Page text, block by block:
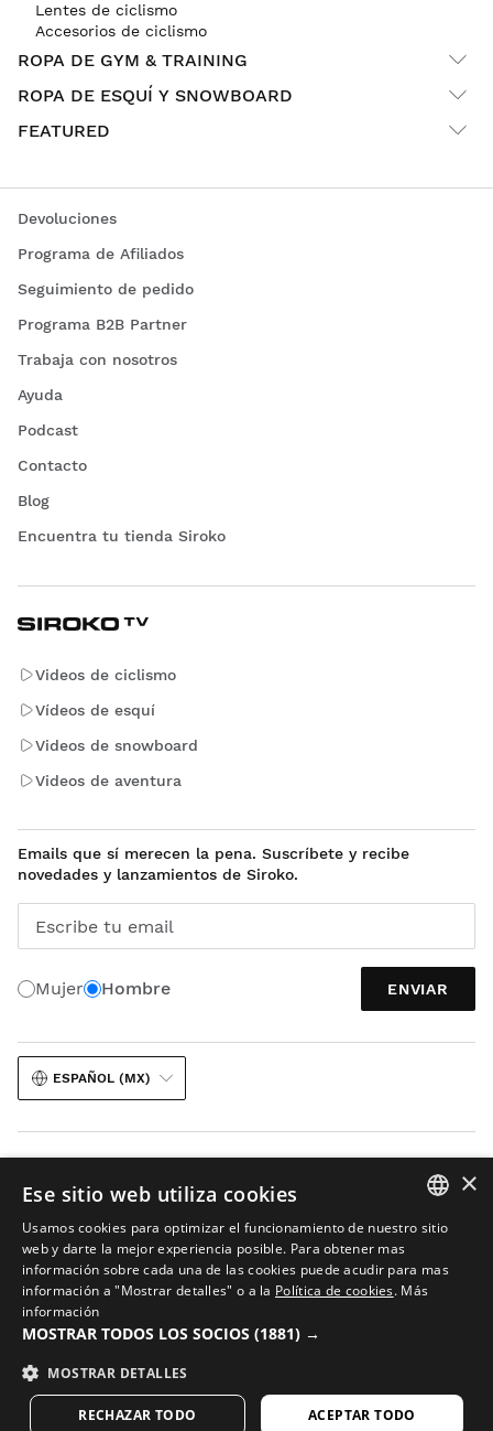
Lentes de ciclismo
Accesorios de ciclismo
ROPA DE GYM & TRAINING
ROPA DE ESQUÍ Y SNOWBOARD
FEATURED
Devoluciones
Programa de Afiliados
Seguimiento de pedido
Programa B2B Partner
Trabaja con nosotros
Ayuda
Podcast
Contacto
Blog
Encuentra tu tienda Siroko
Videos de ciclismo
Vídeos de esquí
Videos de snowboard
Videos de aventura
Emails que sí merecen la pena. Suscríbete y recibe
novedades y lanzamientos de Siroko.
Escribe tu email
Mujer Hombre ENVIAR
ESPAÑOL (MX)
Aviso legal Cookies Términos y condiciones IA en imágenes Mapa web
© 2026 Siroko
SPANISH
ENGLISH
GERMAN
×
Ese sitio web utiliza cookies
Usamos cookies para optimizar el funcionamiento de nuestro sitio
web y darte la mejor experiencia posible. Para obtener mas
información sobre cada una de las cookies puede acudir para mas
información a "Mostrar detalles" o a la Política de cookies. Más
información
MOSTRAR TODOS LOS SOCIOS (1881) →
MOSTRAR DETALLES
ACEPTAR TODO
RECHAZAR TODO